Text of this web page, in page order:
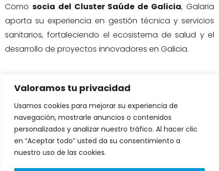
Valoramos tu privacidad
Usamos cookies para mejorar su experiencia de
navegación, mostrarle anuncios o contenidos
personalizados y analizar nuestro tráfico. Al hacer clic
en “Aceptar todo” usted da su consentimiento a
nuestro uso de las cookies.
Como socia del Cluster Saúde de Galicia, Galaria
aporta su experiencia en gestión técnica y servicios
sanitarios, fortaleciendo el ecosistema de salud y el
desarrollo de proyectos innovadores en Galicia.
L T
DIRECCIÓN:
Avenida de Fernando de Casas
1º andar, 15707 Santiago de
Compostela, A Coruña
Lunes a Viernes: 9:00 a